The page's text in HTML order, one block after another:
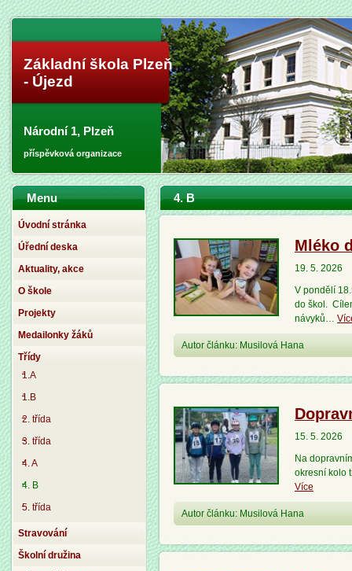
Základní škola Plzeň
- Újezd
Národní 1, Plzeň
příspěvková organizace
4. B
Mléko
19. 5. 2026
V pondělí
do škol.
návyků…
Autor článku: Musilová Hana
15. 5. 2026
Na
okresní kolo
Více
Autor článku: Musilová Hana
Menu
Úvodní stránka
Úřední deska
Aktuality, akce
O škole
Projekty
Medailonky žáků
Třídy
1.A
1.B
2. třída
3. třída
4. A
4. B
5. třída
Stravování
Školní družina